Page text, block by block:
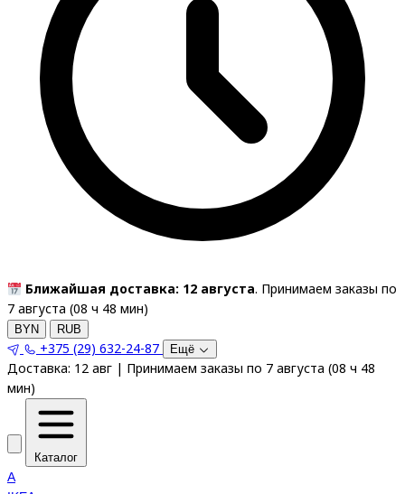
Ближайшая доставка: 12 августа. Принимаем заказы по
7 августа (08 ч 48 мин)
BYN RUB
+375 (29) 632-24-87 Ещё
Доставка: 12 авг | Принимаем заказы по 7 августа (08 ч 48
мин)
Каталог
A